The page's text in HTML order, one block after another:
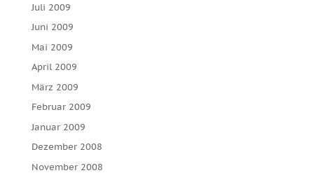
Juli 2009
Juni 2009
Mai 2009
April 2009
März 2009
Februar 2009
Januar 2009
Dezember 2008
November 2008